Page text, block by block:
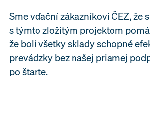
Sme vďační zákazníkovi ČEZ, že
s týmto zložitým projektom
že boli všetky sklady schopné
prevádzky bez našej priamej
po štarte.